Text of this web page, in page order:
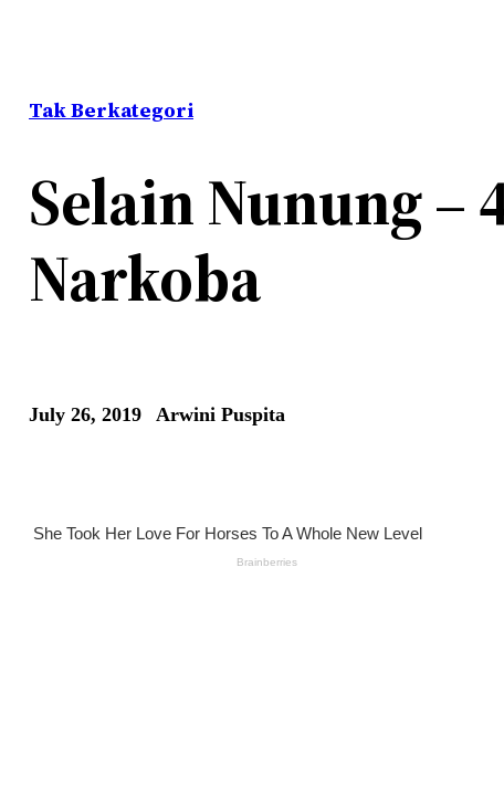
Tak Berkategori
Selain Nunung –
Narkoba
July 26, 2019 Arwini Puspita